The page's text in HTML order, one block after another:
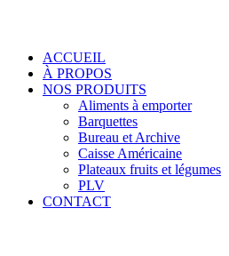
ACCUEIL
À PROPOS
NOS PRODUITS
Aliments à emporter
Barquettes
Bureau et Archive
Caisse Américaine
Plateaux fruits et légumes
PLV
CONTACT